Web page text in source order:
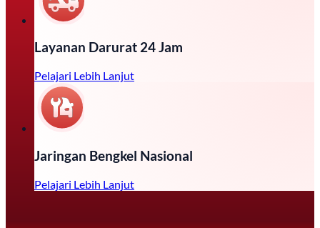
Layanan Darurat 24 Jam
Pelajari Lebih Lanjut
Jaringan Bengkel Nasional
Pelajari Lebih Lanjut